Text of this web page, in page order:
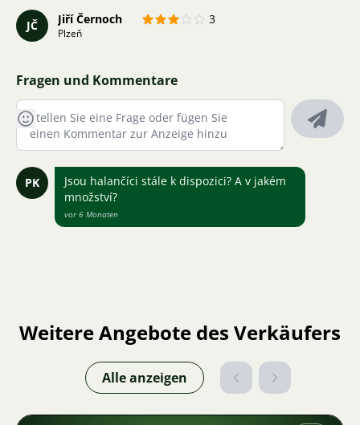
JČ Jiří Černoch 3
Plzeň
Fragen und Kommentare
PK
Jsou halančíci stále k dispozici? A v jakém
množství?
vor 6 Monaten
Weitere Angebote des Verkäufers
Alle anzeigen